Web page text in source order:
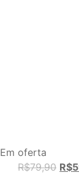
Em oferta
R$79,90 R$